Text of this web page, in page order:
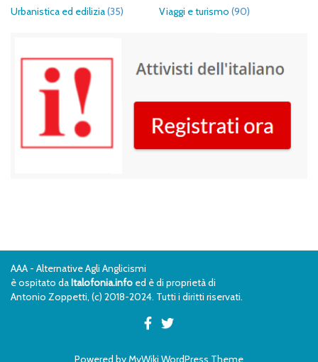
Urbanistica ed edilizia(35) Viaggi e turismo (90)
AAA - Alternative Agli Anglicismi
è ospitato daItalofonia.info ed è di proprietà di
Antonio Zoppetti, (c) 2018-2024. Tutti i diritti riservati.
Powered byMyWiki WordPress Theme